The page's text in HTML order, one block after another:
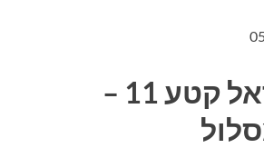
שביל ישראל קטע 11 –